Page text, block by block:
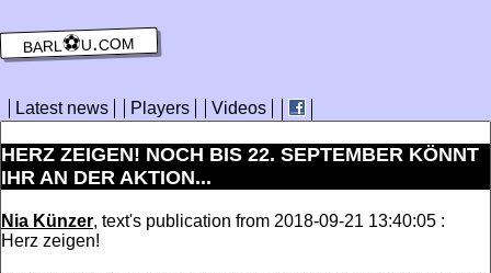
barl⚽️u.com
Latest news Players Videos
HERZ ZEIGEN! NOCH BIS 22. SEPTEMBER KÖNNT
IHR AN DER AKTION...
Nia Künzer, text's publication from 2018-09-21 13:40:05 :
Herz zeigen!